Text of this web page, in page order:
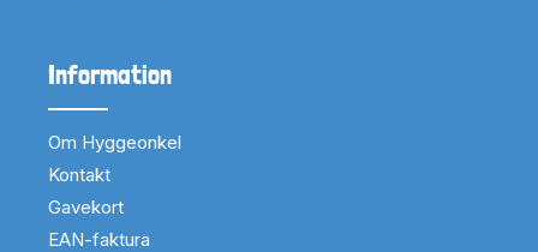
Information
Om Hyggeonkel
Kontakt
Gavekort
EAN-faktura